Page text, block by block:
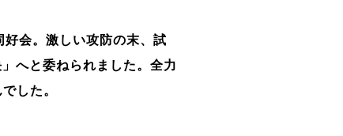
好会。激しい攻防の末、試
へと委ねられました。全力
した。